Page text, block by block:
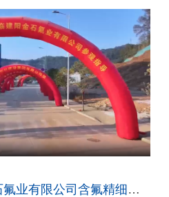
热烈祝贺福建省建阳金石氟业有限公司含氟精细化学品（一期）项目竣工投产